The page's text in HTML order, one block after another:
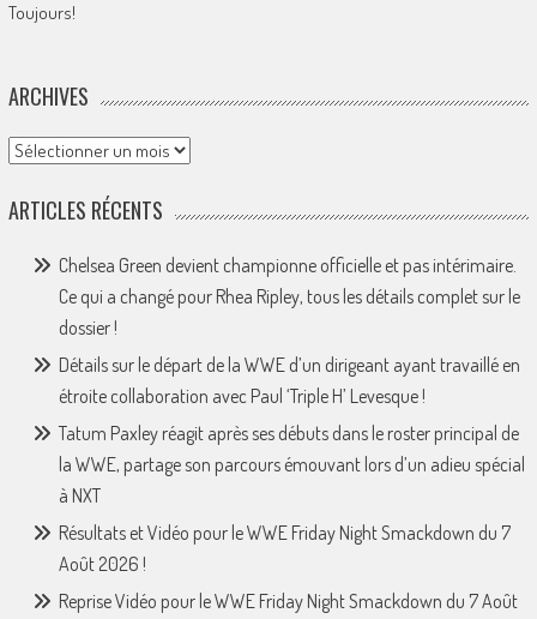
Toujours!
ARCHIVES
Archives
ARTICLES RÉCENTS
Chelsea Green devient championne officielle et pas intérimaire.
Ce qui a changé pour Rhea Ripley, tous les détails complet sur le
dossier !
Détails sur le départ de la WWE d’un dirigeant ayant travaillé en
étroite collaboration avec Paul ‘Triple H’ Levesque !
Tatum Paxley réagit après ses débuts dans le roster principal de
la WWE, partage son parcours émouvant lors d’un adieu spécial
à NXT
Résultats et Vidéo pour le WWE Friday Night Smackdown du 7
Août 2026 !
Reprise Vidéo pour le WWE Friday Night Smackdown du 7 Août